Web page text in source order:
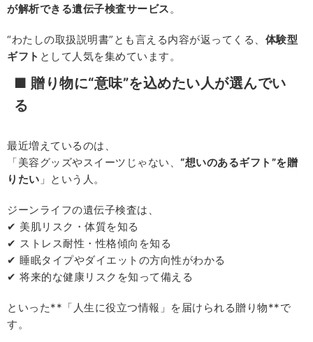
が解析できる遺伝子検査サービス。
“わたしの取扱説明書”とも言える内容が返ってくる、 体験型
ギフト として人気を集めています。
■ 贈り物に“意味”を込めたい人が選んでい
る
最近増えているのは、
「美容グッズやスイーツじゃない、 “想いのあるギフト”を贈
りたい 」という人。
ジーンライフの遺伝子検査は、
✔ 美肌リスク・体質を知る
✔ ストレス耐性・性格傾向を知る
✔ 睡眠タイプやダイエットの方向性がわかる
✔ 将来的な健康リスクを知って備える
といった**「人生に役立つ情報」を届けられる贈り物**で
す。